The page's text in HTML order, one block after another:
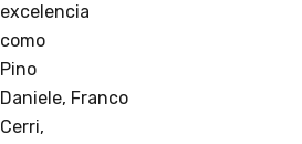
excelencia
como
Pino
Daniele, Franco
Cerri,